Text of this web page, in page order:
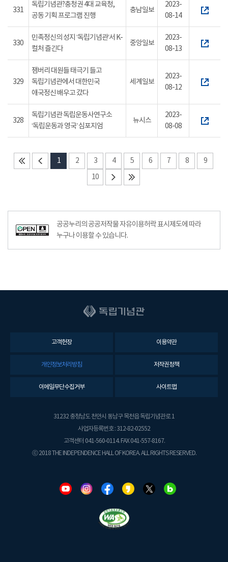
331
독립기념관?충청권 4대 교육청,
공동 기획 프로그램 진행
충남일보
2023-
08-14
330
민족정신의 성지 ‘독립기념관’서 K-
컬처 즐긴다
중앙일보
2023-
08-13
329
잼버리 대원들 태극기 들고
독립기념관에서 대한민국
애국정신 배우고 갔다
세계일보
2023-
08-12
328
독립기념관 독립운동사연구소
‘독립운동과 영국’ 심포지엄
뉴시스
2023-
08-08
1 2 3 4 5 6 7 8
9
10
공공누리의 공공저작물 자유이용허락 표시제도에 따라
누구나 이용할 수 있습니다.
고객헌장 이용약관
개인정보처리방침 저작권정책
이메일무단수집거부 사이트맵
31232 충청남도 천안시 동남구 목천읍 독립기념관로 1
사업자등록번호 : 312-82-02552
고객센터 041-560-0114. FAX 041-557-8167.
ⓒ 2018 THE INDEPENDENCE HALL OF KOREA. ALL RIGHTS RESERVED.